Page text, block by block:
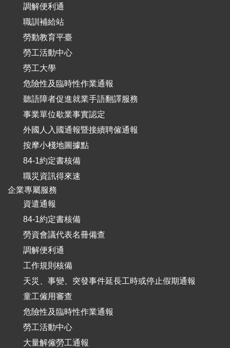
調解便利通
職訓補給站
勞動教育平臺
勞工活動中心
勞工大學
危險性及臨時性作業通報
聽語障者促進就業手語翻譯服務
事業單位歇業事實認定
外國人入國通報暨接續聘僱通報
按摩小棧地圖據點
84-1約定書核備
職災資訊得來速
企業專屬服務
資遣通報
84-1約定書核備
勞資會議代表名冊備查
調解便利通
工作規則核備
天災、事變、突發事件延長工時或停止假期通報
童工僱用審查
危險性及臨時性作業通報
勞工活動中心
大量解僱勞工通報